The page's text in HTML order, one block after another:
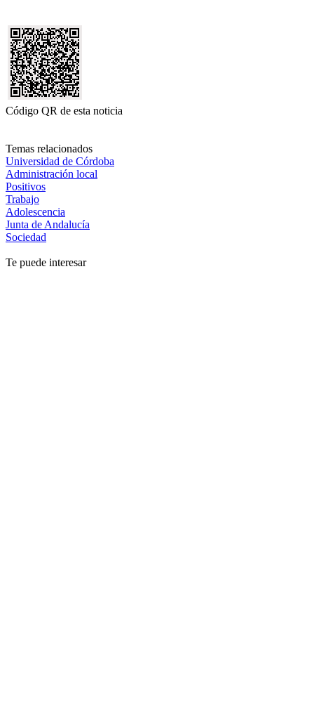
Código QR de esta noticia
Temas relacionados
Universidad de Córdoba
Administración local
Positivos
Trabajo
Adolescencia
Junta de Andalucía
Sociedad
Te puede interesar